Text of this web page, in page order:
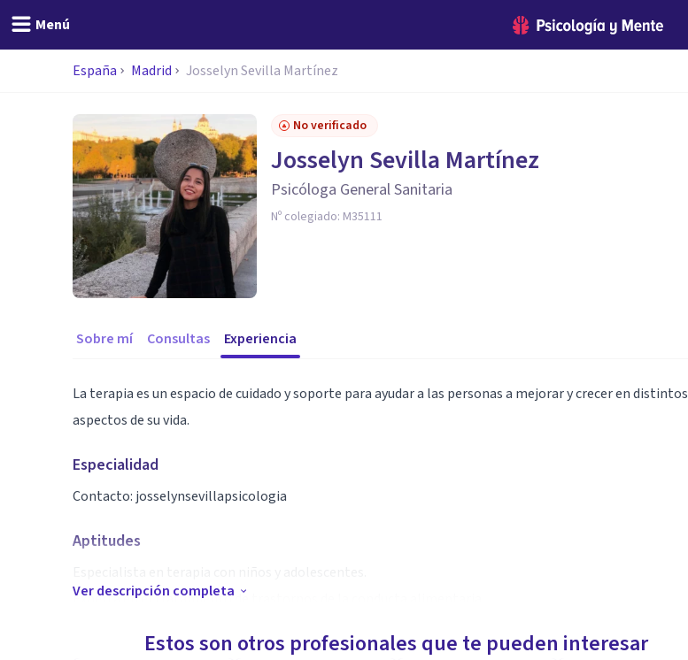
Menú
España Madrid Josselyn Sevilla Martínez
No verificado
Josselyn Sevilla Martínez
Psicóloga General Sanitaria
Nº colegiado: M35111
Sobre mí Consultas Experiencia
La terapia es un espacio de cuidado y soporte para ayudar a las personas a mejorar y crecer en distintos
aspectos de su vida.
Especialidad
Contacto: josselynsevillapsicologia
Aptitudes
Experta en el tratamiento de trastornos de la conducta alimentaria.
Ver descripción completa
Estos son otros profesionales que te pueden interesar